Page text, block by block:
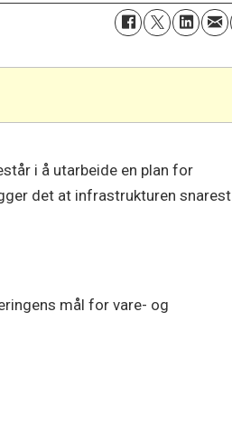
i å utarbeide en plan for
det at infrastrukturen snarest
mål for vare- og